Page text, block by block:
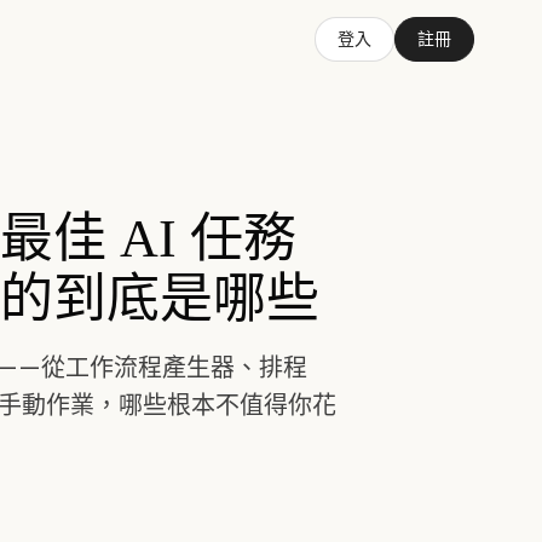
登入 註冊
佳 AI 任務
到底是哪些
從工作流程產生器、排程
動作業，哪些根本不值得你花